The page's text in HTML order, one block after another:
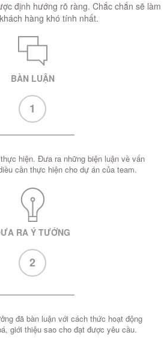
định hướng rõ ràng. Chắc chắn sẽ làm
hàng khó tính nhất.
BÀN LUẬN
1
hiện. Đưa ra những biện luận về vấn
cần thực hiện cho dự án của team.
RA Ý TƯỞNG
2
đã bàn luận với cách thức hoạt động
giới thiệu sao cho đạt được yêu cầu.